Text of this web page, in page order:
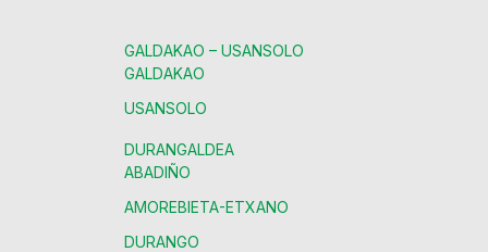
GALDAKAO – USANSOLO
GALDAKAO
USANSOLO
DURANGALDEA
ABADIÑO
AMOREBIETA-ETXANO
DURANGO